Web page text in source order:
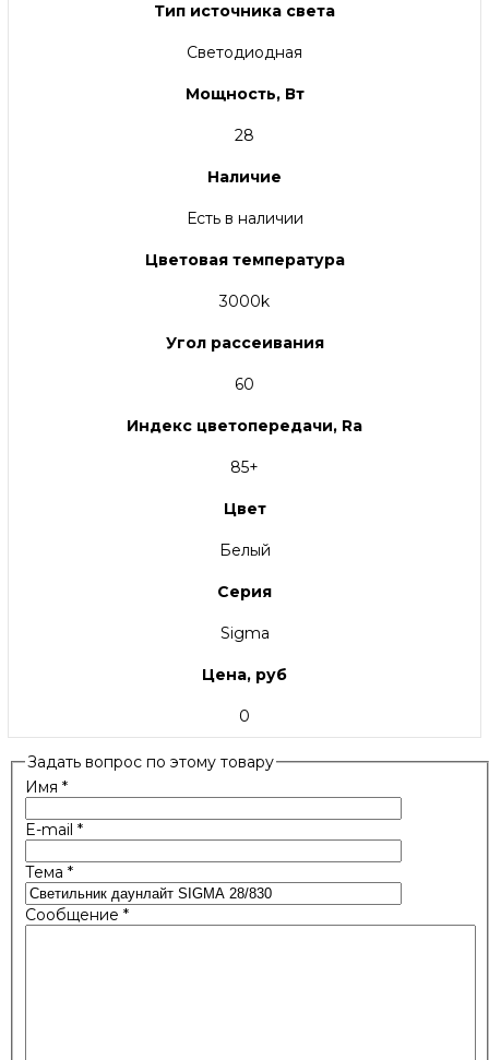
Тип источника света
Светодиодная
Мощность, Вт
28
Наличие
Есть в наличии
Цветовая температура
3000k
Угол рассеивания
60
Индекс цветопередачи, Ra
85+
Цвет
Белый
Серия
Sigma
Цена, руб
0
Задать вопрос по этому товару
Имя *
E-mail *
Тема *
Сообщение *